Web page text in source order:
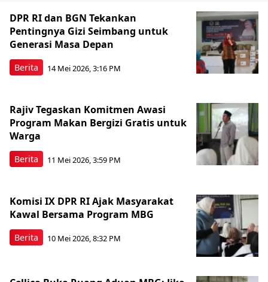
Berita
DPR RI dan BGN Tekankan
Pentingnya Gizi Seimbang untuk
Generasi Masa Depan
14 Mei 2026, 3:16 PM
Berita
Rajiv Tegaskan Komitmen Awasi
Program Makan Bergizi Gratis untuk
Warga
11 Mei 2026, 3:59 PM
Berita
Komisi IX DPR RI Ajak Masyarakat
Kawal Bersama Program MBG
10 Mei 2026, 8:32 PM